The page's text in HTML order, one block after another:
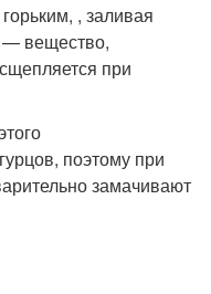
, заливая
— вещество,
при
поэтому при
замачивают